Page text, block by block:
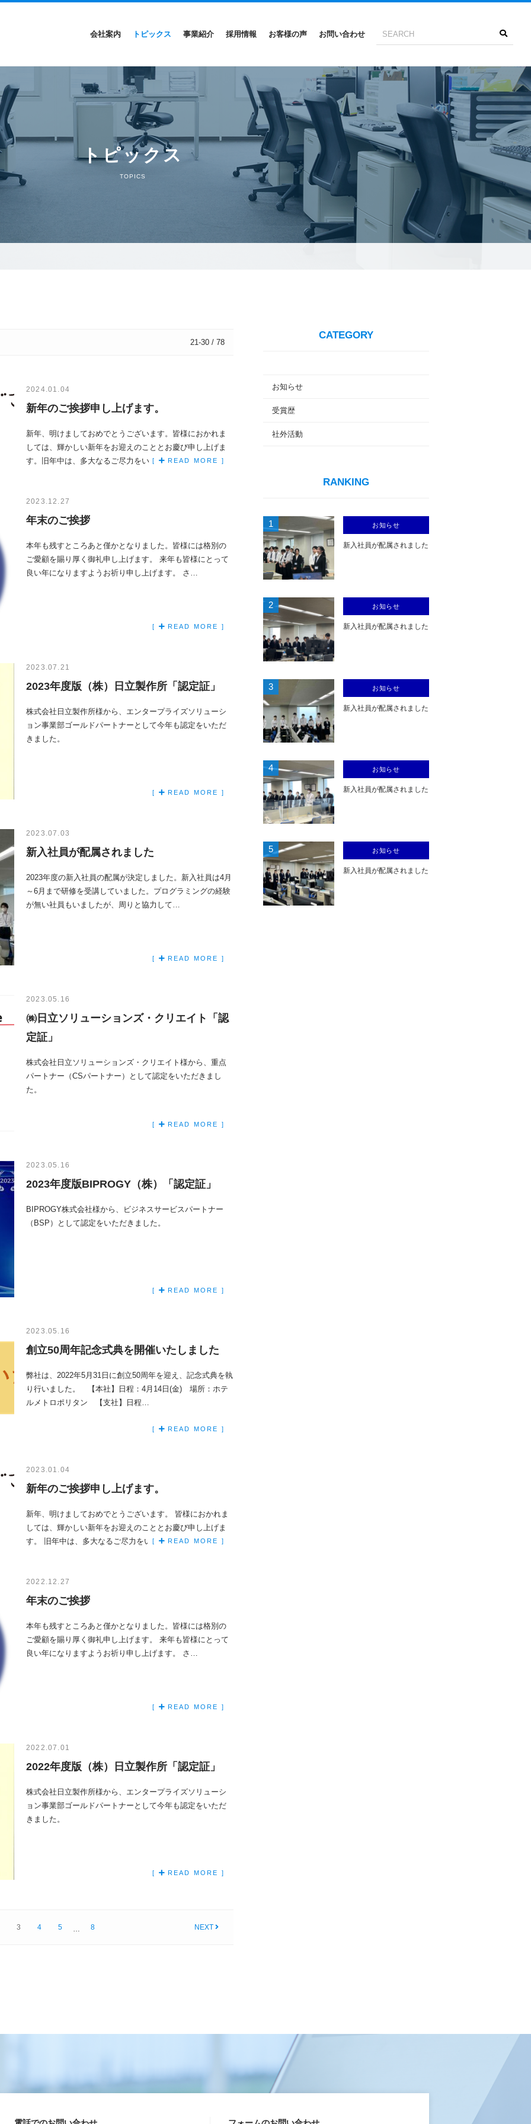
会社案内 トピックス 事業紹介 採用情報 お客様の声 お問い合わせ
トピックス
TOPICS
21-30 / 78
2024.01.04
新年のご挨拶申し上げます。
新年、明けましておめでとうございます。皆様におかれま
しては、輝かしい新年をお迎えのこととお慶び申し上げま
す。旧年中は、多大なるご尽力をいただき、誠にあ…
[ READ MORE ]
2023.12.27
年末のご挨拶
本年も残すところあと僅かとなりました。皆様には格別の
ご愛顧を賜り厚く御礼申し上げます。 来年も皆様にとって
良い年になりますようお祈り申し上げます。 さ…
[ READ MORE ]
2023.07.21
2023年度版（株）日立製作所「認定証」
株式会社日立製作所様から、エンタープライズソリューシ
ョン事業部ゴールドパートナーとして今年も認定をいただ
きました。
[ READ MORE ]
2023.07.03
新入社員が配属されました
2023年度の新入社員の配属が決定しました。新入社員は4月
～6月まで研修を受講していました。プログラミングの経験
が無い社員もいましたが、周りと協力して…
[ READ MORE ]
2023.05.16
㈱日立ソリューションズ・クリエイト「認
定証」
株式会社日立ソリューションズ・クリエイト様から、重点
パートナー（CSパートナー）として認定をいただきまし
た。
[ READ MORE ]
2023.05.16
2023年度版BIPROGY（株）「認定証」
BIPROGY株式会社様から、ビジネスサービスパートナー
（BSP）として認定をいただきました。
[ READ MORE ]
2023.05.16
創立50周年記念式典を開催いたしました
弊社は、2022年5月31日に創立50周年を迎え、記念式典を執
り行いました。 【本社】日程：4月14日(金) 場所：ホテ
ルメトロポリタン 【支社】日程…
[ READ MORE ]
2023.01.04
新年のご挨拶申し上げます。
新年、明けましておめでとうございます。 皆様におかれま
しては、輝かしい新年をお迎えのこととお慶び申し上げま
す。 旧年中は、多大なるご尽力をいただき、誠…
[ READ MORE ]
2022.12.27
年末のご挨拶
本年も残すところあと僅かとなりました。皆様には格別の
ご愛顧を賜り厚く御礼申し上げます。 来年も皆様にとって
良い年になりますようお祈り申し上げます。 さ…
[ READ MORE ]
2022.07.01
2022年度版（株）日立製作所「認定証」
株式会社日立製作所様から、エンタープライズソリューシ
ョン事業部ゴールドパートナーとして今年も認定をいただ
きました。
[ READ MORE ]
3 4 5 … 8 NEXT
CATEGORY
お知らせ
受賞歴
社外活動
RANKING
1 お知らせ
新入社員が配属されました
2 お知らせ
新入社員が配属されました
3 お知らせ
新入社員が配属されました
4 お知らせ
新入社員が配属されました
5 お知らせ
新入社員が配属されました